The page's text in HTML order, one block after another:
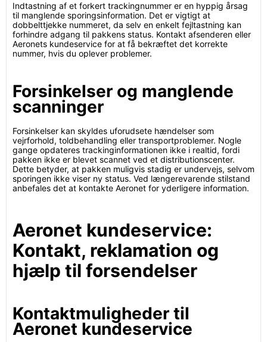
Indtastning af et forkert trackingnummer er en hyppig årsag
til manglende sporingsinformation. Det er vigtigt at
dobbelttjekke nummeret, da selv en enkelt fejltastning kan
forhindre adgang til pakkens status. Kontakt afsenderen eller
Aeronets kundeservice for at få bekræftet det korrekte
nummer, hvis du oplever problemer.
Forsinkelser og manglende
scanninger
Forsinkelser kan skyldes uforudsete hændelser som
vejrforhold, toldbehandling eller transportproblemer. Nogle
gange opdateres trackinginformationen ikke i realtid, fordi
pakken ikke er blevet scannet ved et distributionscenter.
Dette betyder, at pakken muligvis stadig er undervejs, selvom
sporingen ikke viser ny status. Ved længerevarende stilstand
anbefales det at kontakte Aeronet for yderligere information.
Aeronet kundeservice:
Kontakt, reklamation og
hjælp til forsendelser
Kontaktmuligheder til
Aeronet kundeservice